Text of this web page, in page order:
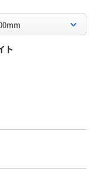
ト